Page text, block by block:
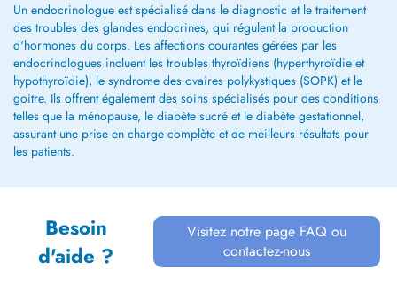
Un endocrinologue est spécialisé dans le diagnostic et le traitement
des troubles des glandes endocrines, qui régulent la production
d'hormones du corps. Les affections courantes gérées par les
endocrinologues incluent les troubles thyroïdiens (hyperthyroïdie et
hypothyroïdie), le syndrome des ovaires polykystiques (SOPK) et le
goitre. Ils offrent également des soins spécialisés pour des conditions
telles que la ménopause, le diabète sucré et le diabète gestationnel,
assurant une prise en charge complète et de meilleurs résultats pour
les patients.
Besoin
d'aide ?
Visitez notre page FAQ ou
contactez-nous